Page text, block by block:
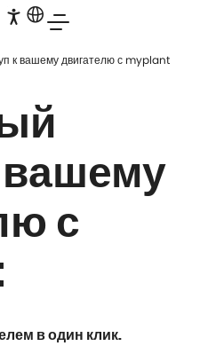
к вашему двигателю с myplant
вашему
с
в один клик.